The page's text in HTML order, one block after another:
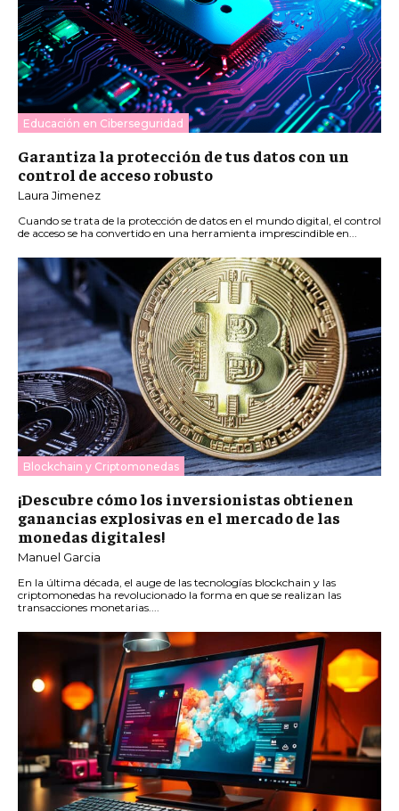
Educación en Ciberseguridad
Garantiza la protección de tus datos con un
control de acceso robusto
Laura Jimenez
Cuando se trata de la protección de datos en el mundo digital, el control
de acceso se ha convertido en una herramienta imprescindible en...
Blockchain y Criptomonedas
¡Descubre cómo los inversionistas obtienen
ganancias explosivas en el mercado de las
monedas digitales!
Manuel Garcia
En la última década, el auge de las tecnologías blockchain y las
criptomonedas ha revolucionado la forma en que se realizan las
transacciones monetarias....